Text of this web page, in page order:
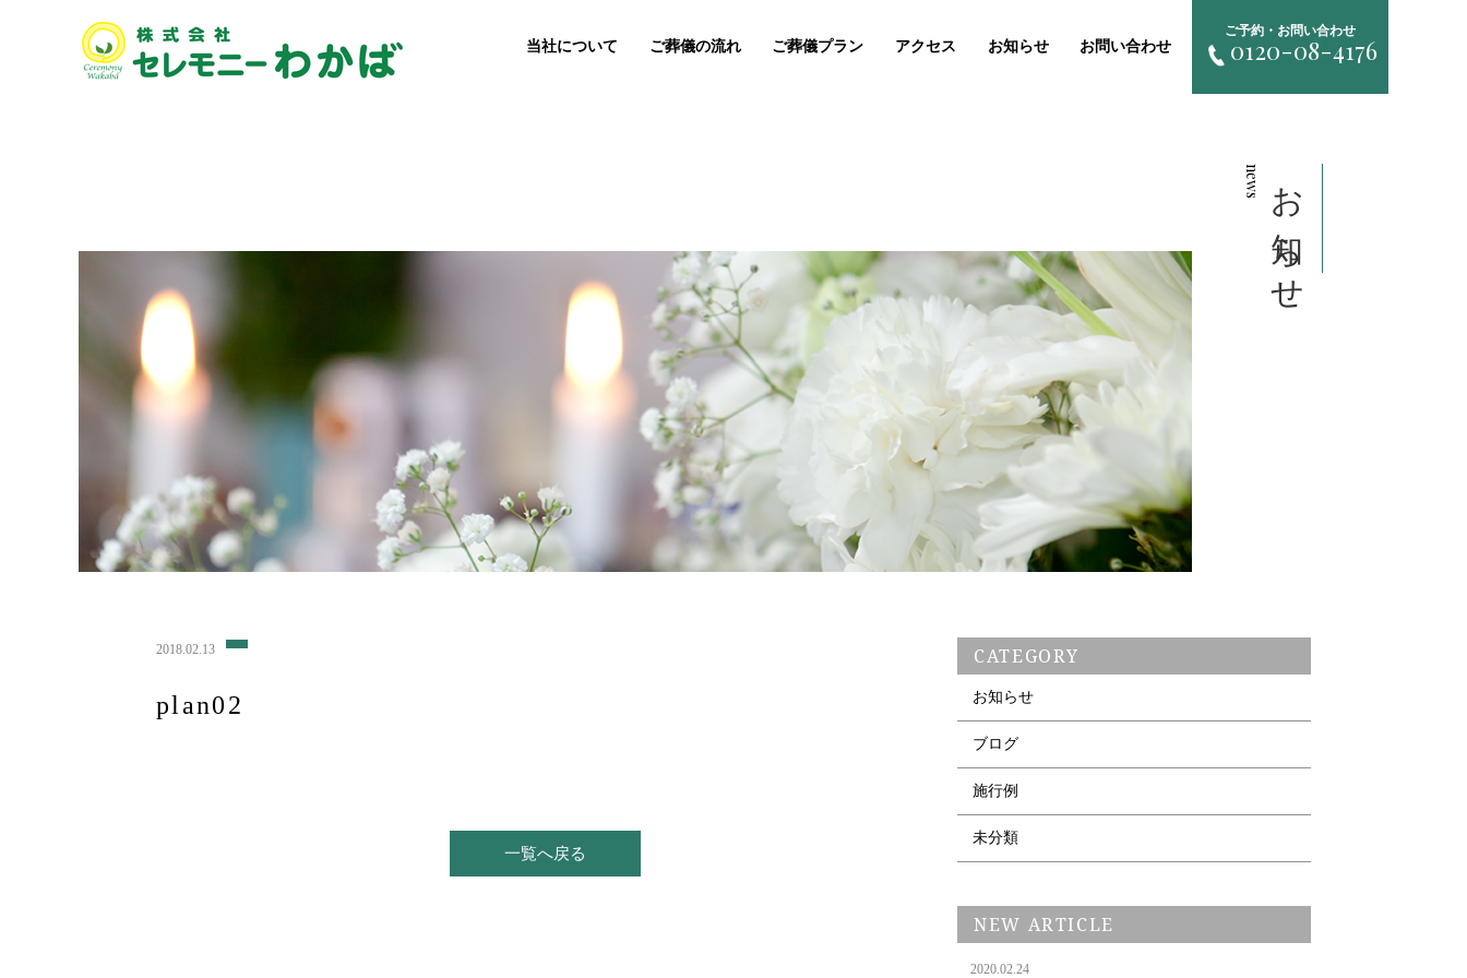
当社について ご葬儀の流れ ご葬儀プラン アクセス お知らせ お問い合わせ
ご予約・お問い合わせ
0120-08-4176
お知らせ
news
2018.02.13
plan02
一覧へ戻る
CATEGORY
お知らせ
ブログ
施行例
未分類
NEW ARTICLE
2020.02.24